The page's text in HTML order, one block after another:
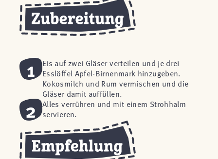
1
Eis auf zwei Gläser verteilen und je drei
Esslöffel Apfel-Birnenmark hinzugeben.
Kokosmilch und Rum vermischen und die
Gläser damit auffüllen.
2
Alles verrühren und mit einem Strohhalm
servieren.